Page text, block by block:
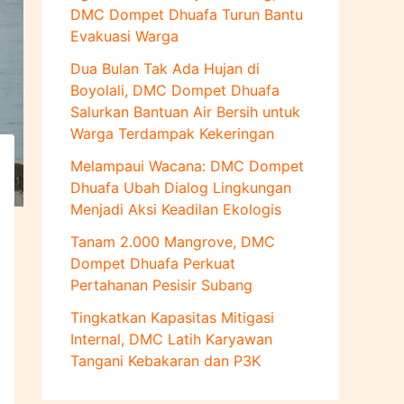
k
:
DMC Dompet Dhuafa Turun Bantu
Evakuasi Warga
Dua Bulan Tak Ada Hujan di
Boyolali, DMC Dompet Dhuafa
Salurkan Bantuan Air Bersih untuk
Warga Terdampak Kekeringan
Melampaui Wacana: DMC Dompet
Dhuafa Ubah Dialog Lingkungan
Menjadi Aksi Keadilan Ekologis
Tanam 2.000 Mangrove, DMC
Dompet Dhuafa Perkuat
Pertahanan Pesisir Subang
Tingkatkan Kapasitas Mitigasi
Internal, DMC Latih Karyawan
Tangani Kebakaran dan P3K